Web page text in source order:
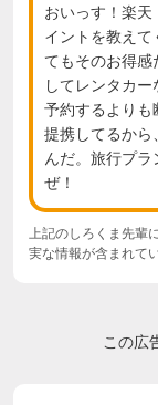
おいっす！楽
イントを教え
てもそのお得
してレンタカ
予約するよりも
提携してるから
んだ。旅行プ
ぜ！
上記のしろくま先輩
実な情報が含まれて
この広